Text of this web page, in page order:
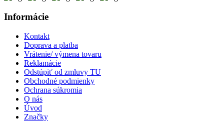
Informácie
Kontakt
Doprava a platba
Vrátenie/ výmena tovaru
Reklamácie
Odstúpiť od zmluvy TU
Obchodné podmienky
Ochrana súkromia
O nás
Úvod
Značky